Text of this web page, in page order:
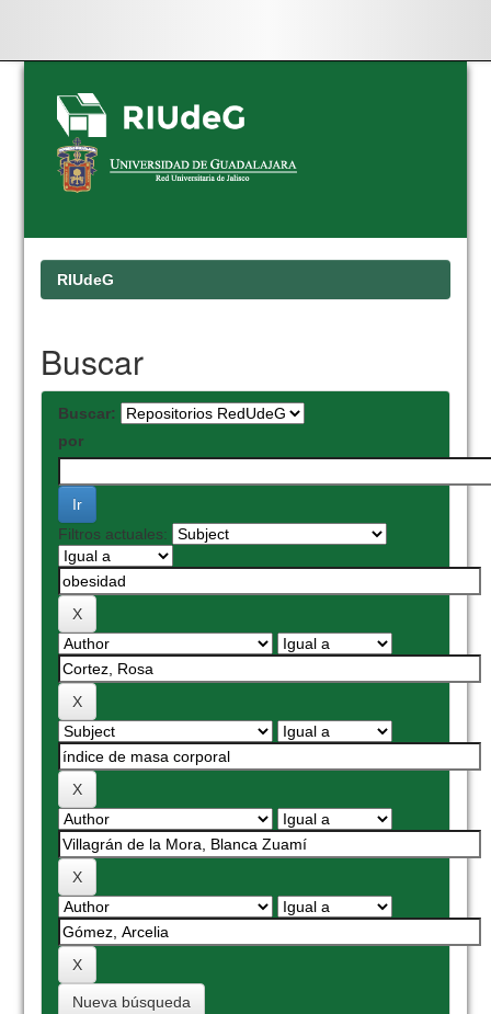
Skip
navigation
RIUdeG
Buscar
Buscar:
por
Filtros actuales:
Nueva búsqueda